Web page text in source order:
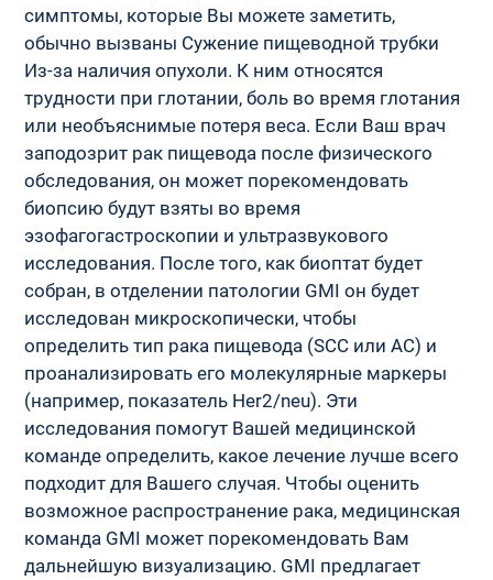
симптомы, которые Вы можете заметить,
обычно вызваны Сужение пищеводной трубки
Из-за наличия опухоли. К ним относятся
трудности при глотании, боль во время глотания
или необъяснимые потеря веса. Если Ваш врач
заподозрит рак пищевода после физического
обследования, он может порекомендовать
биопсию будут взяты во время
эзофагогастроскопии и ультразвукового
исследования. После того, как биоптат будет
собран, в отделении патологии GMI он будет
исследован микроскопически, чтобы
определить тип рака пищевода (SCC или AC) и
проанализировать его молекулярные маркеры
(например, показатель Her2/neu). Эти
исследования помогут Вашей медицинской
команде определить, какое лечение лучше всего
подходит для Вашего случая. Чтобы оценить
возможное распространение рака, медицинская
команда GMI может порекомендовать Вам
дальнейшую визуализацию. GMI предлагает